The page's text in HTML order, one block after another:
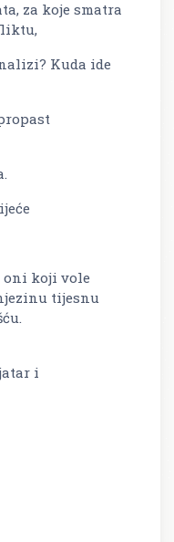
za koje smatra
Kuda ide
oni koji vole
tijesnu
i